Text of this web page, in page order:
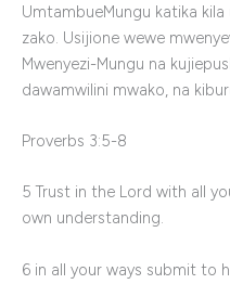
UmtambueMungu katika
zako. Usijione wewe
Mwenyezi-Mungu na
dawamwilini mwako, na
Proverbs 3:5-8
5 Trust in the Lord with all
own understanding.
6 in all your ways submit to